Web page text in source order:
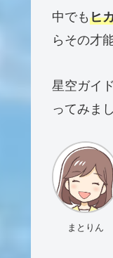
中でもヒ
らその才
星空ガイ
ってみまし
まとりん